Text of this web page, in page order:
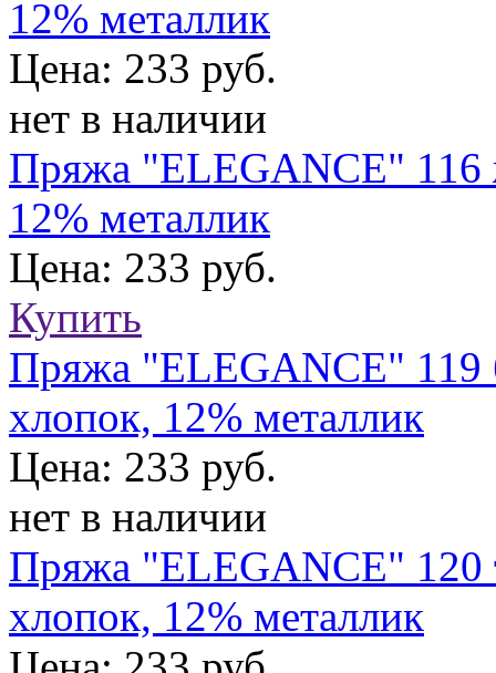
12% металлик
Цена: 233 руб.
нет в наличии
Пряжа "ELEGANCE" 116
12% металлик
Цена: 233 руб.
Купить
Пряжа "ELEGANCE" 119
хлопок, 12% металлик
Цена: 233 руб.
нет в наличии
Пряжа "ELEGANCE" 120
хлопок, 12% металлик